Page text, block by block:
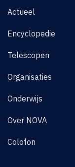
Actueel
Encyclopedie
Telescopen
Organisaties
Onderwijs
Over NOVA
Colofon